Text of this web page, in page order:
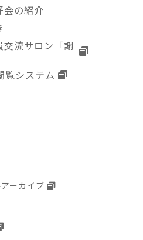
会の紹介
交流サロン「謝
覧システム
ーカイブ